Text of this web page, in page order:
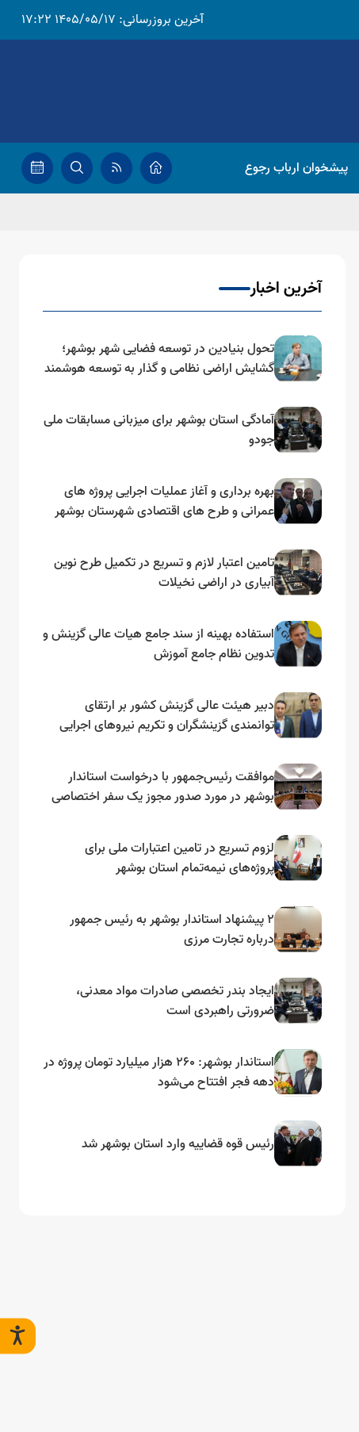
آخرین بروزرسانی: 1405/05/17 17:22
پیشخوان ارباب رجوع
آخرین اخبار
تحول بنیادین در توسعه فضایی شهر بوشهر؛
گشایش اراضی نظامی و گذار به توسعه هوشمند
آمادگی استان بوشهر برای میزبانی مسابقات ملی
جودو
بهره برداری و آغاز عملیات اجرایی پروژه های
عمرانی و طرح های اقتصادی شهرستان بوشهر
تامین اعتبار لازم و تسریع در تکمیل طرح نوین
آبیاری در اراضی نخیلات
استفاده بهینه از سند جامع هیات عالی گزینش و‌
تدوین نظام جامع آموزش
دبیر هیئت عالی گزینش کشور بر ارتقای
توانمندی گزینشگران و تکریم نیروهای اجرایی
موافقت رئیس‌جمهور با درخواست استاندار
بوشهر در مورد صدور مجوز یک سفر اختصاصی
لزوم تسریع در تامین اعتبارات ملی برای
پروژه‌های نیمه‌تمام استان بوشهر
۲ پیشنهاد استاندار بوشهر به رئیس جمهور
درباره تجارت مرزی
ایجاد بندر تخصصی صادرات مواد معدنی،
ضرورتی راهبردی است
استاندار بوشهر: ۲۶۰ هزار میلیارد تومان پروژه در
دهه فجر افتتاح می‌شود
رئیس قوه قضاییه وارد استان بوشهر شد